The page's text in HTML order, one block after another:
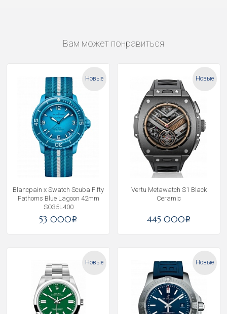
Вам может понравиться
Новые
Blancpain x Swatch Scuba Fifty
Fathoms Blue Lagoon 42mm
SO35L400
53 000i
Новые
Vertu Metawatch S1 Black
Ceramic
445 000i
Новые Новые